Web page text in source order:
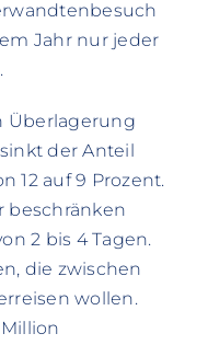
Jahr nur jeder
Überlagerung
der Anteil
12 auf 9 Prozent.
beschränken
2 bis 4 Tagen.
die zwischen
wollen.